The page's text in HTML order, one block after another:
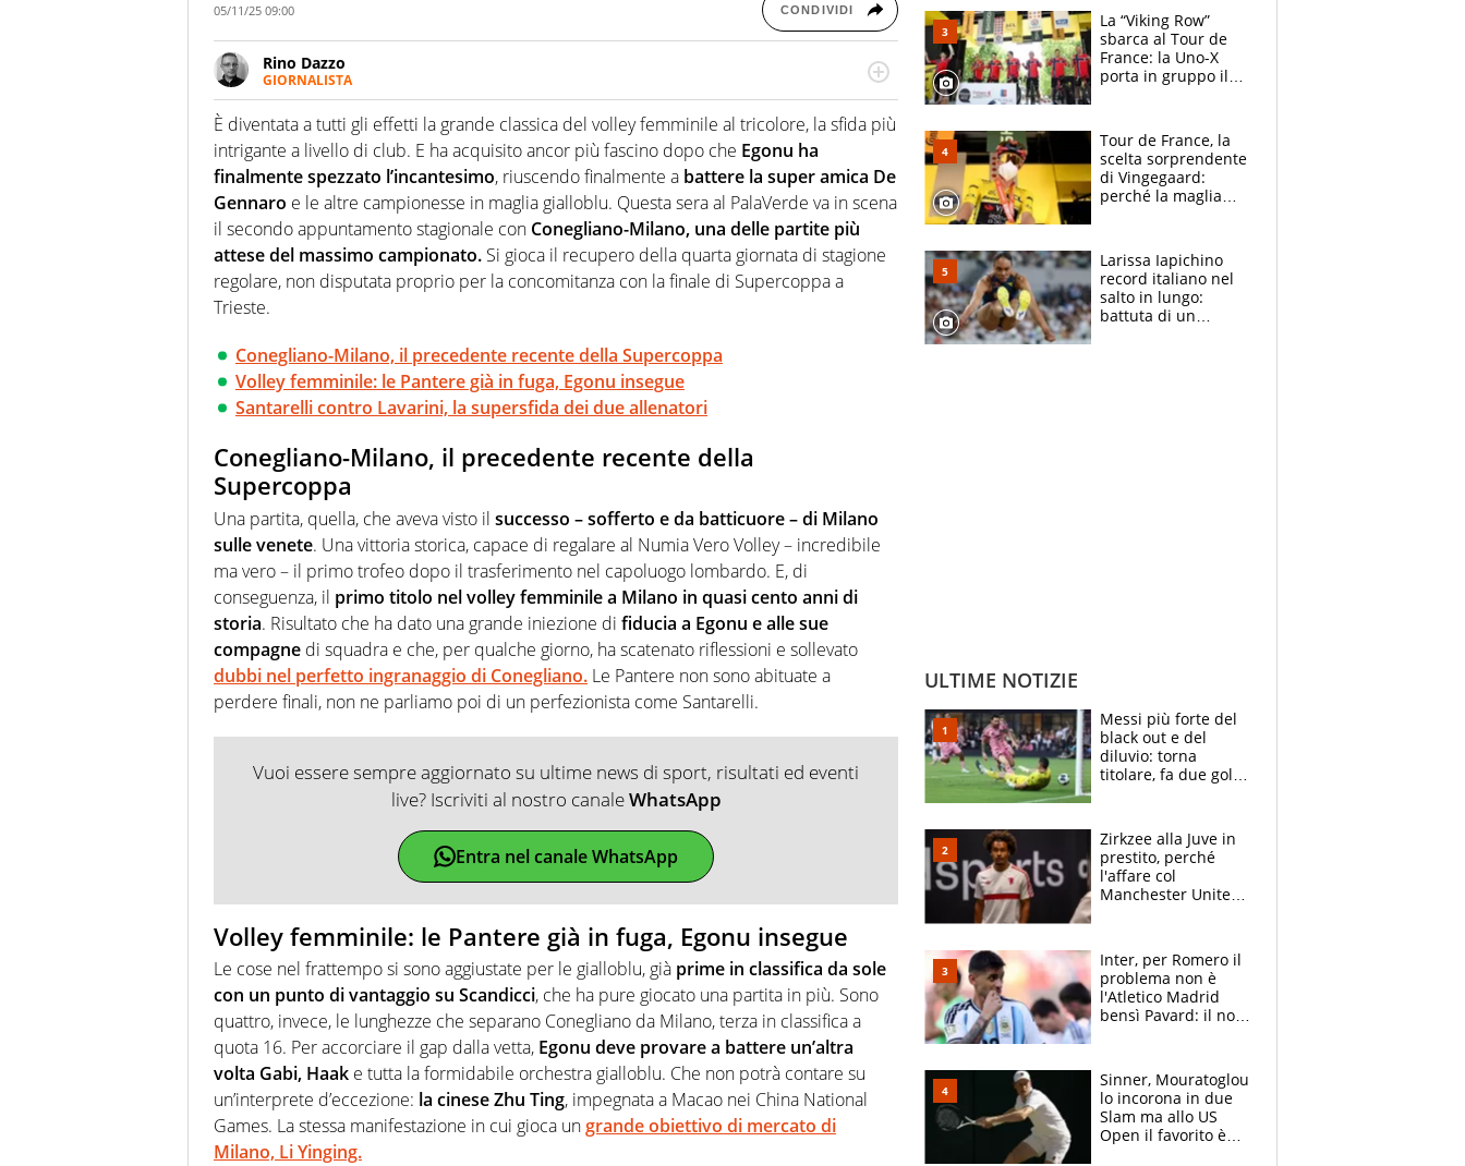
05/11/25 09:00 CONDIVIDI
Rino Dazzo
GIORNALISTA
Se mai ci fosse modo di traslare il glossario del calcio in una nicchia di esperti, lui ne
farebbe parte. Non si perde una svista arbitrale né gli umori social del mondo delle
curve
È diventata a tutti gli effetti la grande classica del volley femminile al tricolore, la sfida più
intrigante a livello di club. E ha acquisito ancor più fascino dopo che Egonu ha
finalmente spezzato l’incantesimo, riuscendo finalmente a battere la super amica De
Gennaro e le altre campionesse in maglia gialloblu. Questa sera al PalaVerde va in scena
il secondo appuntamento stagionale con Conegliano-Milano, una delle partite più
attese del massimo campionato. Si gioca il recupero della quarta giornata di stagione
regolare, non disputata proprio per la concomitanza con la finale di Supercoppa a
Trieste.
Conegliano-Milano, il precedente recente della Supercoppa
Volley femminile: le Pantere già in fuga, Egonu insegue
Santarelli contro Lavarini, la supersfida dei due allenatori
Conegliano-Milano, il precedente recente della
Supercoppa
Una partita, quella, che aveva visto il successo – sofferto e da batticuore – di Milano
sulle venete. Una vittoria storica, capace di regalare al Numia Vero Volley – incredibile
ma vero – il primo trofeo dopo il trasferimento nel capoluogo lombardo. E, di
conseguenza, il primo titolo nel volley femminile a Milano in quasi cento anni di
storia. Risultato che ha dato una grande iniezione di fiducia a Egonu e alle sue
compagne di squadra e che, per qualche giorno, ha scatenato riflessioni e sollevato
dubbi nel perfetto ingranaggio di Conegliano. Le Pantere non sono abituate a
perdere finali, non ne parliamo poi di un perfezionista come Santarelli.
Vuoi essere sempre aggiornato su ultime news di sport, risultati ed eventi
live? Iscriviti al nostro canaleWhatsApp
Entra nel canale WhatsApp
Volley femminile: le Pantere già in fuga, Egonu insegue
Le cose nel frattempo si sono aggiustate per le gialloblu, già prime in classifica da sole
con un punto di vantaggio su Scandicci, che ha pure giocato una partita in più. Sono
quattro, invece, le lunghezze che separano Conegliano da Milano, terza in classifica a
quota 16. Per accorciare il gap dalla vetta, Egonu deve provare a battere un’altra
volta Gabi, Haak e tutta la formidabile orchestra gialloblu. Che non potrà contare su
un’interprete d’eccezione: la cinese Zhu Ting, impegnata a Macao nei China National
Games. La stessa manifestazione in cui gioca ungrande obiettivo di mercato di
Milano, Li Yinging.
mirino
La “Viking Row”
sbarca al Tour de
France: la Uno-X
porta in gruppo il
compagni
Tour de France, la
scelta sorprendente
di Vingegaard:
perché la maglia
rischio da evitare
Larissa Iapichino
record italiano nel
salto in lungo:
battuta di un
ULTIME NOTIZIE
Messi più forte del
black out e del
diluvio: torna
titolare, fa due gol e
che ritiro
Zirkzee alla Juve in
prestito, perché
l'affare col
Manchester United
Inter, per Romero il
problema non è
l'Atletico Madrid
bensì Pavard: il no
Sinner, Mouratoglou
lo incorona in due
Slam ma allo US
Open il favorito è